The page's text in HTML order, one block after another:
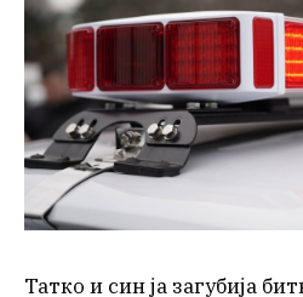
Татко и син ја загубија